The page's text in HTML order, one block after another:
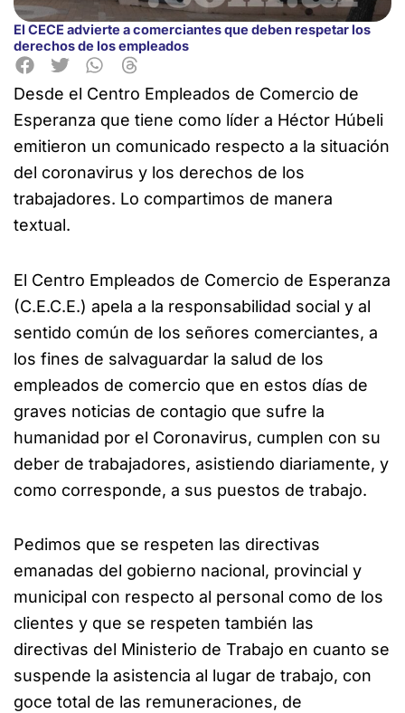
El CECE advierte a comerciantes que deben respetar los
derechos de los empleados
Desde el Centro Empleados de Comercio de
Esperanza que tiene como líder a Héctor Húbeli
emitieron un comunicado respecto a la situación
del coronavirus y los derechos de los
trabajadores. Lo compartimos de manera
textual.
El Centro Empleados de Comercio de Esperanza
(C.E.C.E.) apela a la responsabilidad social y al
sentido común de los señores comerciantes, a
los fines de salvaguardar la salud de los
empleados de comercio que en estos días de
graves noticias de contagio que sufre la
humanidad por el Coronavirus, cumplen con su
deber de trabajadores, asistiendo diariamente, y
como corresponde, a sus puestos de trabajo.
Pedimos que se respeten las directivas
emanadas del gobierno nacional, provincial y
municipal con respecto al personal como de los
clientes y que se respeten también las
directivas del Ministerio de Trabajo en cuanto se
suspende la asistencia al lugar de trabajo, con
goce total de las remuneraciones, de